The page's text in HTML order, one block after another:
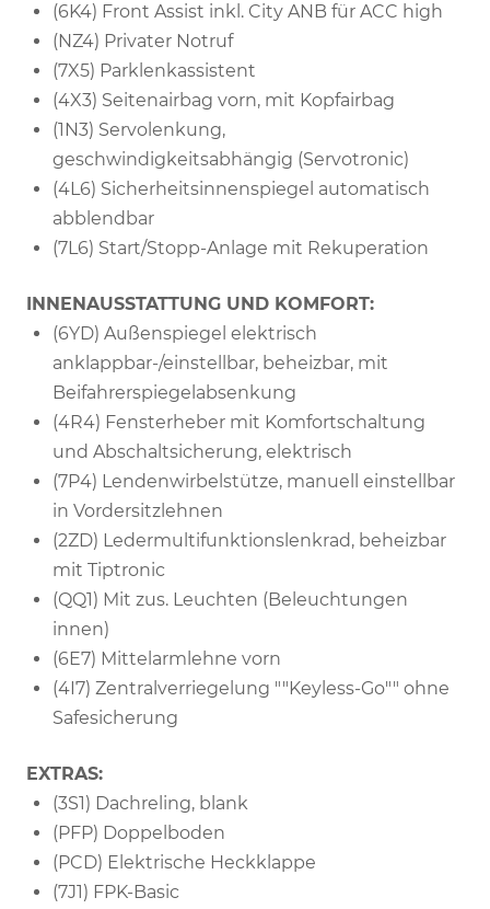
(6K4) Front Assist inkl. City ANB für ACC high
(NZ4) Privater Notruf
(7X5) Parklenkassistent
(4X3) Seitenairbag vorn, mit Kopfairbag
(1N3) Servolenkung,
geschwindigkeitsabhängig (Servotronic)
(4L6) Sicherheitsinnenspiegel automatisch
abblendbar
(7L6) Start/Stopp-Anlage mit Rekuperation
INNENAUSSTATTUNG UND KOMFORT:
(6YD) Außenspiegel elektrisch
anklappbar-/einstellbar, beheizbar, mit
Beifahrerspiegelabsenkung
(4R4) Fensterheber mit Komfortschaltung
und Abschaltsicherung, elektrisch
(7P4) Lendenwirbelstütze, manuell einstellbar
in Vordersitzlehnen
(2ZD) Ledermultifunktionslenkrad, beheizbar
mit Tiptronic
(QQ1) Mit zus. Leuchten (Beleuchtungen
innen)
(6E7) Mittelarmlehne vorn
(4I7) Zentralverriegelung ""Keyless-Go"" ohne
Safesicherung
EXTRAS:
(3S1) Dachreling, blank
(PFP) Doppelboden
(PCD) Elektrische Heckklappe
(7J1) FPK-Basic